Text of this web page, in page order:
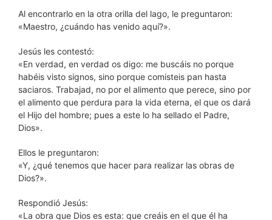
Al encontrarlo en la otra orilla del lago, le preguntaron:
«Maestro, ¿cuándo has venido aquí?».
Jesús les contestó:
«En verdad, en verdad os digo: me buscáis no porque
habéis visto signos, sino porque comisteis pan hasta
saciaros. Trabajad, no por el alimento que perece, sino por
el alimento que perdura para la vida eterna, el que os dará
el Hijo del hombre; pues a este lo ha sellado el Padre,
Dios».
Ellos le preguntaron:
«Y, ¿qué tenemos que hacer para realizar las obras de
Dios?».
Respondió Jesús:
«La obra que Dios es esta: que creáis en el que él ha